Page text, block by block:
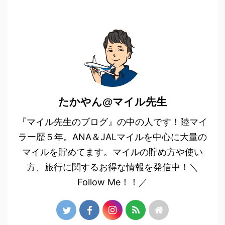
たかやん@マイル先生
『マイル先生のブログ』の中の人です！陸マイ
ラー歴５年。ANA＆JALマイルを中心に大量の
マイルを貯めてます。マイルの貯め方や使い
方、旅行に関するお得な情報を発信中！＼
Follow Me！！／